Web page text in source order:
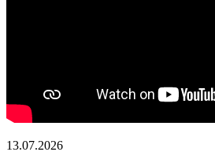
13.07.2026